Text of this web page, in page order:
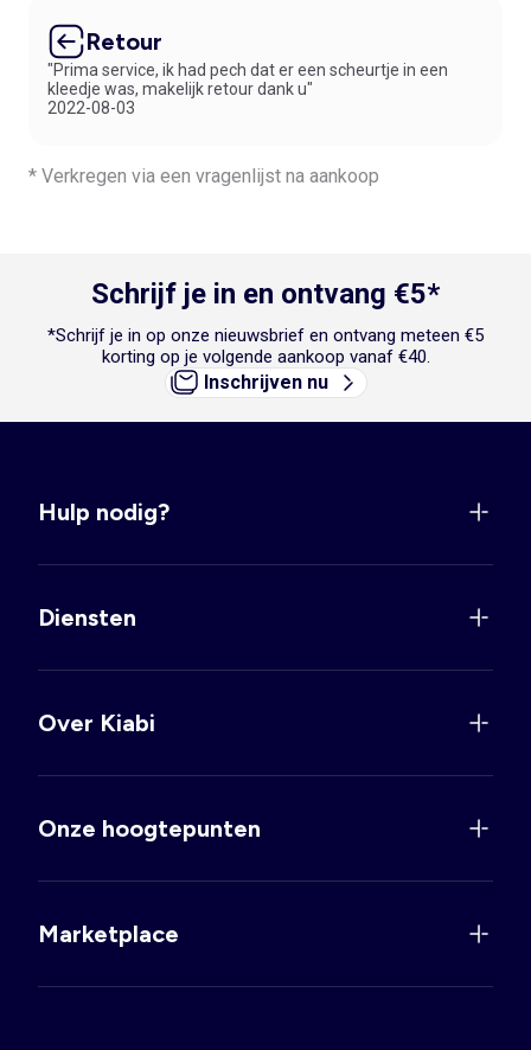
Retour
"Prima service, ik had pech dat er een scheurtje in een
kleedje was, makelijk retour dank u"
2022-08-03
* Verkregen via een vragenlijst na aankoop
Schrijf je in en ontvang €5*
*Schrijf je in op onze nieuwsbrief en ontvang meteen €5
korting op je volgende aankoop vanaf €40.
Inschrijven nu
Hulp nodig?
Diensten
Over Kiabi
Onze hoogtepunten
Marketplace